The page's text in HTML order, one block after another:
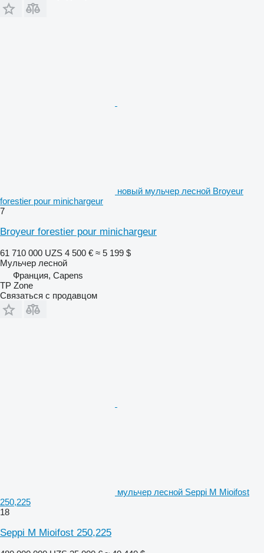
новый мульчер лесной Broyeur
forestier pour minichargeur
7
Broyeur forestier pour minichargeur
61 710 000 UZS 4 500 € ≈ 5 199 $
Мульчер лесной
Франция, Capens
TP Zone
Связаться с продавцом
мульчер лесной Seppi M Mioifost
250,225
18
Seppi M Mioifost 250,225